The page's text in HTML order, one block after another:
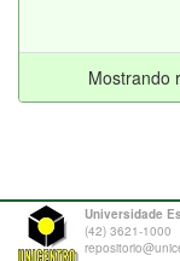
Mostrando
Universidade
(42) 3621-1000